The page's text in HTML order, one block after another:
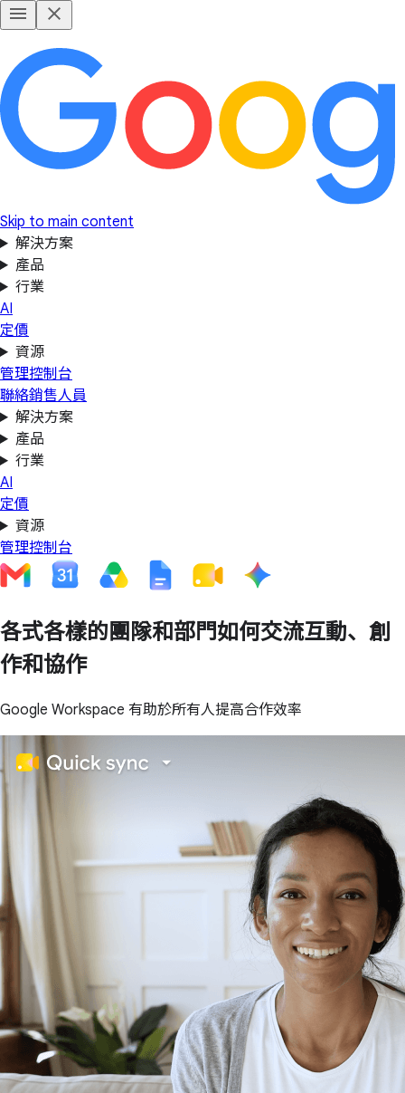
Skip to main content
解決方案
產品
行業
AI
定價
資源
管理控制台
聯絡銷售人員
解決方案
產品
行業
AI
定價
資源
管理控制台
各式各樣的團隊和部門如何交流互動、創
作和協作
Google Workspace 有助於所有人提高合作效率